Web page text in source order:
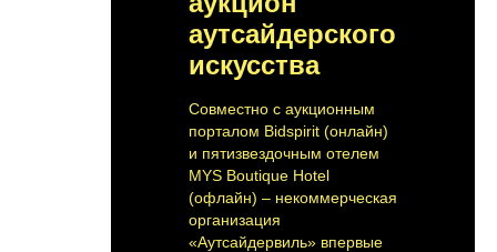
аутсайдерского
искусства
Совместно с аукционным
порталом Bidspirit (онлайн)
и пятизвездочным отелем
MYS Boutique Hotel
(офлайн) – некоммерческая
организация
«Аутсайдервиль» впервые